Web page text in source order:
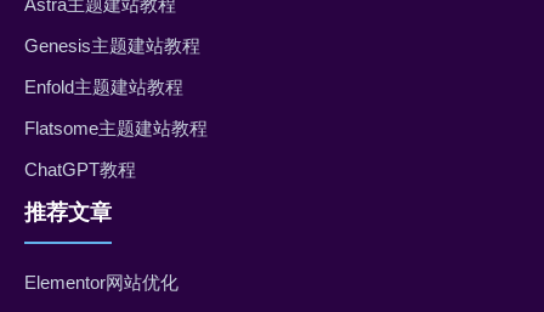
Astra主题建站教程
Genesis主题建站教程
Enfold主题建站教程
Flatsome主题建站教程
ChatGPT教程
推荐文章
Elementor网站优化